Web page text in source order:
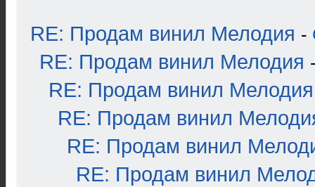
RE: Продам винил Мелодия -
RE: Продам винил Мелодия
RE: Продам винил Мелодия
RE: Продам винил
RE: Продам винил
RE: Продам винил